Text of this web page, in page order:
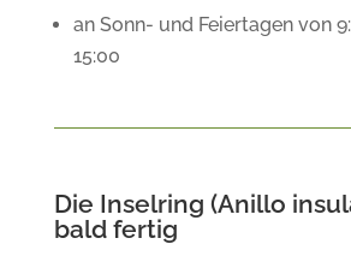
an Sonn- und Feiertagen von
15:00
Die Inselring (Anillo
bald fertig